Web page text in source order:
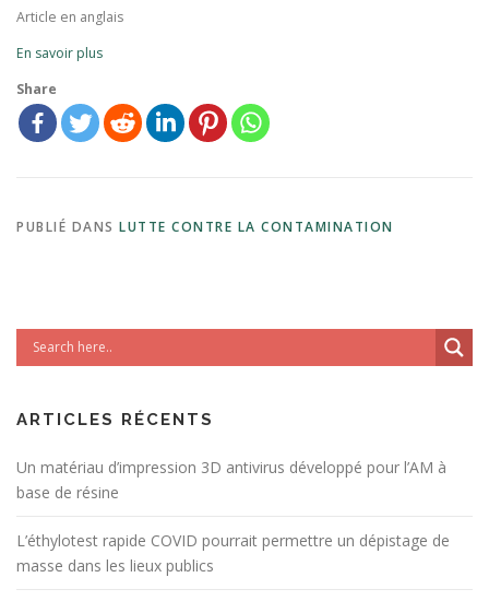
Article en anglais
En savoir plus
Share
PUBLIÉ DANS LUTTE CONTRE LA CONTAMINATION
ARTICLES RÉCENTS
Un matériau d’impression 3D antivirus développé pour l’AM à
base de résine
L’éthylotest rapide COVID pourrait permettre un dépistage de
masse dans les lieux publics